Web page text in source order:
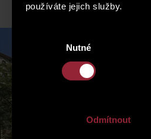
používáte jejich služby.
Nutné
Odmítnout